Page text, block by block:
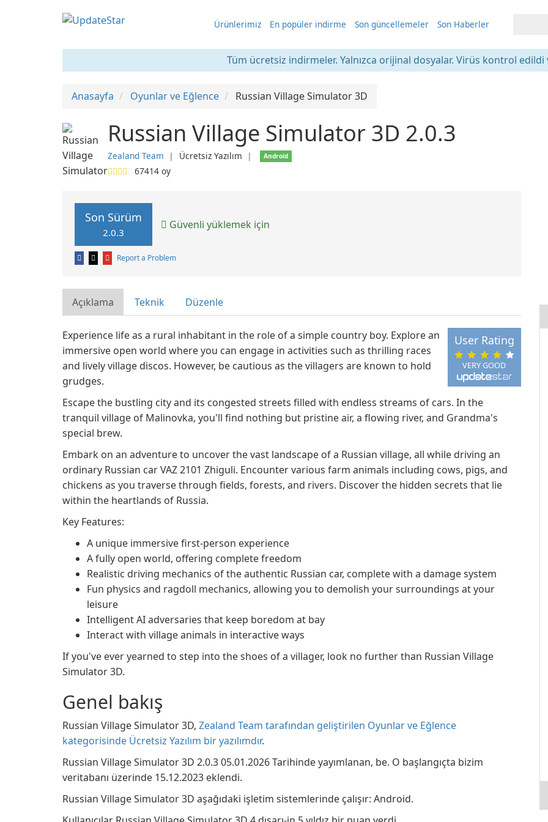
Ürünlerimiz En popüler indirme Son güncellemeler Son Haberler
Tüm ücretsiz indirmeler. Yalnızca orijinal dosyalar. Virüs kontrol edildi
Anasayfa Oyunlar ve Eğlence Russian Village Simulator 3D
Russian Village Simulator 3D 2.0.3
Zealand Team ❘ Ücretsiz Yazılım ❘ Android
67414 oy
Son Sürüm
2.0.3
Güvenli yüklemek için
Report a Problem
Açıklama Teknik Düzenle
VERY GOOD
User Rating
Experience life as a rural inhabitant in the role of a simple country boy. Explore an
immersive open world where you can engage in activities such as thrilling races
and lively village discos. However, be cautious as the villagers are known to hold
grudges.
Escape the bustling city and its congested streets filled with endless streams of cars. In the
tranquil village of Malinovka, you'll find nothing but pristine air, a flowing river, and Grandma's
special brew.
Embark on an adventure to uncover the vast landscape of a Russian village, all while driving an
ordinary Russian car VAZ 2101 Zhiguli. Encounter various farm animals including cows, pigs, and
chickens as you traverse through fields, forests, and rivers. Discover the hidden secrets that lie
within the heartlands of Russia.
Key Features:
A unique immersive first-person experience
A fully open world, offering complete freedom
Realistic driving mechanics of the authentic Russian car, complete with a damage system
Fun physics and ragdoll mechanics, allowing you to demolish your surroundings at your
leisure
Intelligent AI adversaries that keep boredom at bay
Interact with village animals in interactive ways
If you've ever yearned to step into the shoes of a villager, look no further than Russian Village
Simulator 3D.
Genel bakış
Russian Village Simulator 3D, Zealand Team tarafından geliştirilen Oyunlar ve Eğlence
kategorisinde Ücretsiz Yazılım bir yazılımdır.
Russian Village Simulator 3D 2.0.3 05.01.2026 Tarihinde yayımlanan, be. O başlangıçta bizim
veritabanı üzerinde 15.12.2023 eklendi.
Russian Village Simulator 3D aşağıdaki işletim sistemlerinde çalışır: Android.